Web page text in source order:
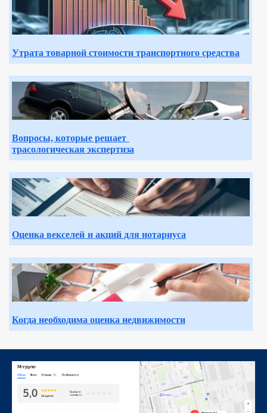
Утрата товарной стоимости транспортного средства
Вопросы, которые решает
трасологическая экспертиза
Оценка векселей и акций для нотариуса
Когда необходима оценка недвижимости